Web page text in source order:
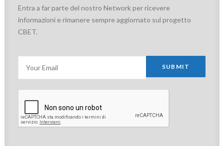
Entra a far parte del nostro Network per ricevere
informazioni e rimanere sempre aggiornato sul progetto
CBET.